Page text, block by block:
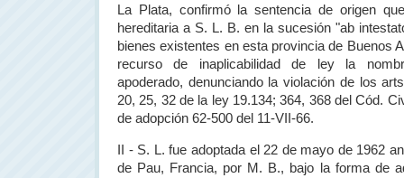
La Plata, confirmó la sentencia de origen
hereditaria a S. L. B. en la sucesión "ab
bienes existentes en esta provincia de Buenos
recurso de inaplicabilidad de ley la
apoderado, denunciando la violación de los
20, 25, 32 de la ley 19.134; 364, 368 del Cód.
de adopción 62-500 del 11-VII-66.
II - S. L. fue adoptada el 22 de mayo de 1962
de Pau, Francia, por M. B., bajo la forma de